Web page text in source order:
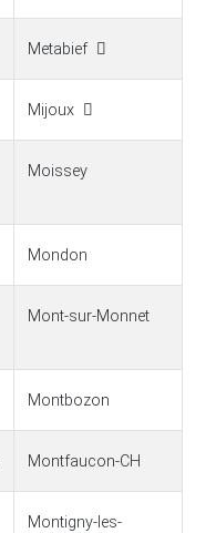
Metabief
Mijoux
Moissey
Mondon
Mont-sur-Monnet
Montbozon
Montfaucon-CH
Montigny-les-